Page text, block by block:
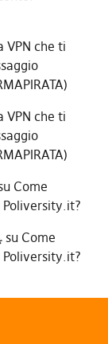
VPN che ti
VPN che ti
Come
su Come